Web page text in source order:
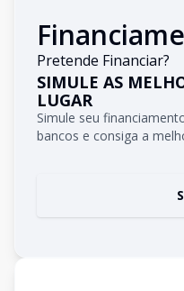
Pretende Financiar?
SIMULE AS
LUGAR
Simule seu
bancos e consiga a